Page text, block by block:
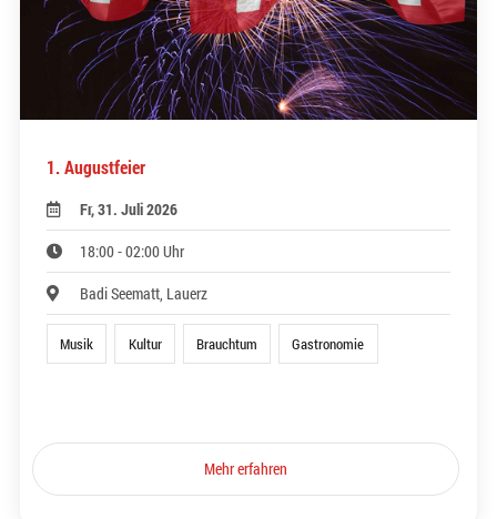
1. Augustfeier
Fr, 31. Juli 2026
18:00 - 02:00 Uhr
Badi Seematt, Lauerz
Musik Kultur Brauchtum Gastronomie
Mehr erfahren